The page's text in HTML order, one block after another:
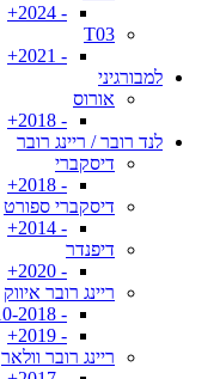
- 2024+
T03
- 2021+
למבורגיני
אורוס
- 2018+
לנד רובר / ריינג רובר
דיסקברי
- 2018+
דיסקברי ספורט
- 2014+
דיפנדר
- 2020+
ריינג רובר איווק
- 2010-2018
- 2019+
ריינג רובר וולאר